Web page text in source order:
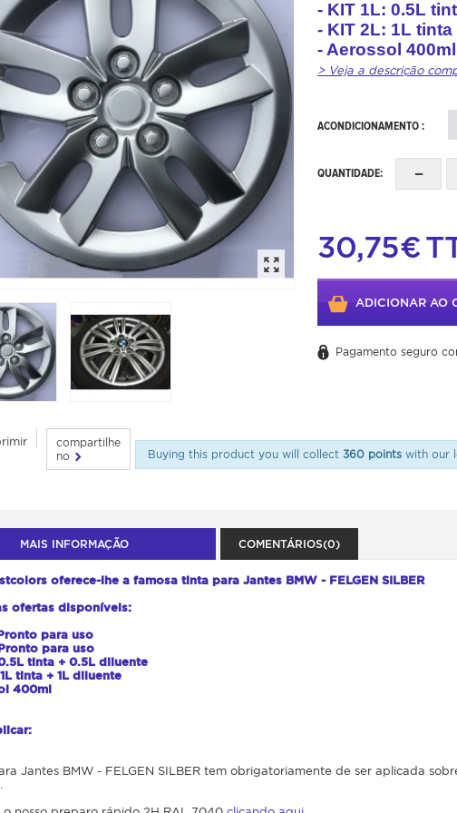
- KIT 1L: 0.5L
- KIT 2L: 1L
- Aerossol 400ml
> Veja a descrição
ACONDICIONAMENTO :
QUANTIDADE: -
30,75€
ADICIONAR AO
Pagamento seguro
compartilhe
no
Buying this product you will collect 360 pointswith our
MAIS INFORMAÇÃO COMENTÁRIOS(0)
oferece-lhe a famosa tinta para Jantes BMW - FELGEN SILBER
ofertas disponíveis:
para uso
para uso
tinta + 0.5L diluente
tinta + 1L diluente
400ml
Jantes BMW - FELGEN SILBER tem obrigatoriamente de ser aplicada